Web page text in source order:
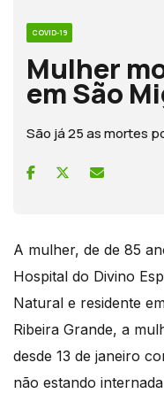
COVID-19
Mulher
em São
São já 25 as mortes
A mulher, de de 85
Hospital do Divino
Natural e residente
Ribeira Grande, a
desde 13 de janeiro
não estando